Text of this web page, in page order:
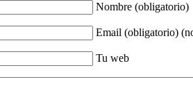
Nombre (obligatorio)
Email (obligatorio)
Tu web